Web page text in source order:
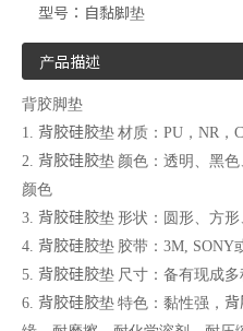
硅胶抗静电系列
型号： 自黏脚垫
产品描述
背胶脚垫
1. 背胶硅胶垫 材质：PU，NR，
2. 背胶硅胶垫 颜色：透明、黑
颜色
3. 背胶硅胶垫 形状：圆形、方
4. 背胶硅胶垫 胶带：3M, SONY
5. 背胶硅胶垫 尺寸：备有现成
6. 背胶硅胶垫 特色：黏性强，